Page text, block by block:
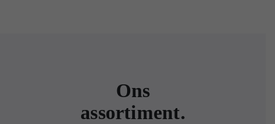
Ons
assortiment.